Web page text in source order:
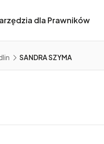
dla Prawników
SANDRA SZYMA